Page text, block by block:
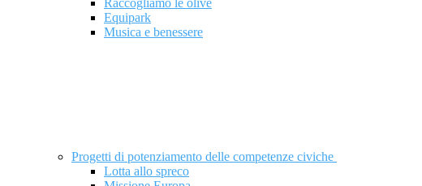
Raccogliamo le olive
Equipark
Musica e benessere
Progetti di potenziamento delle competenze civiche
Lotta allo spreco